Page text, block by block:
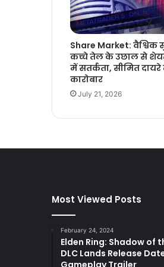
Share Market: वैश्विक
कच्चे तेल के उछाल से
में सतर्कता, सीमित
कारोबार
July 21, 2026
Most Viewed Posts
February 24, 2024
Elden Ring: Shadow of
DLC Lands Release